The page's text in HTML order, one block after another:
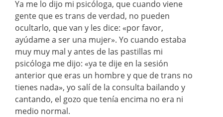
Ya me lo dijo mi psicóloga, que cuando viene
gente que es trans de verdad, no pueden
ocultarlo, que van y les dice: «por favor,
ayúdame a ser una mujer». Yo cuando estaba
muy muy mal y antes de las pastillas mi
psicóloga me dijo: «ya te dije en la sesión
anterior que eras un hombre y que de trans no
tienes nada», yo salí de la consulta bailando y
cantando, el gozo que tenía encima no era ni
medio normal.